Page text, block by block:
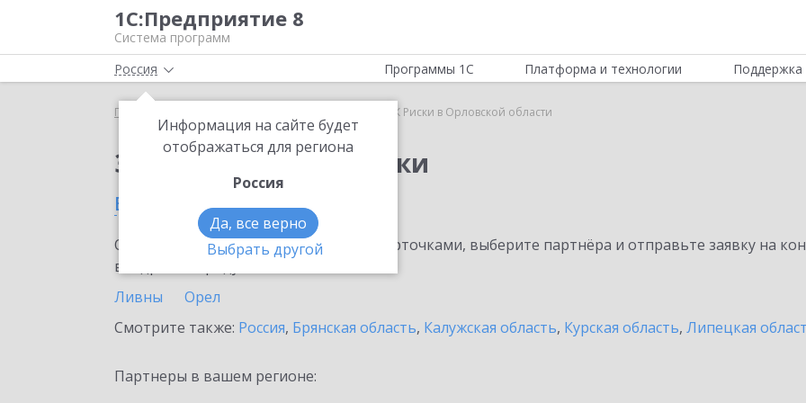
1С:Предприятие 8
Система программ
Россия
Информация на сайте будет
отображаться для региона
Россия
Да, все верно
Выбрать другой
Программы 1С Платформа и технологии Поддержка
Главная 1СПАРК Риски в Орловской области
Заказать 1СПАРК Риски
в Орловской области
Ознакомьтесь с информационными карточками, выберите партнёра и отправьте заявку на
внедрение продукта.
Ливны
Орел
Смотрите также: Россия, Брянская область, Калужская область, Курская область, Липецкая
Партнеры в вашем регионе: